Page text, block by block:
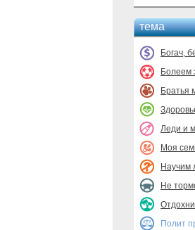
тема
Богач,
Болеем
Братья
Леди и
Моя
Научим
Не
Полит